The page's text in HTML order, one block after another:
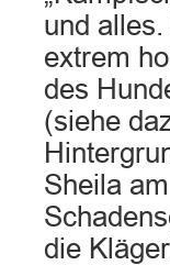
und
extrem
des
(siehe
Sheila
die